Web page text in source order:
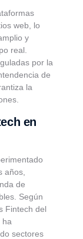
web, lo
y
real.
por la
de
la
en
años,
de
Según
Fintech del
ha
sectores